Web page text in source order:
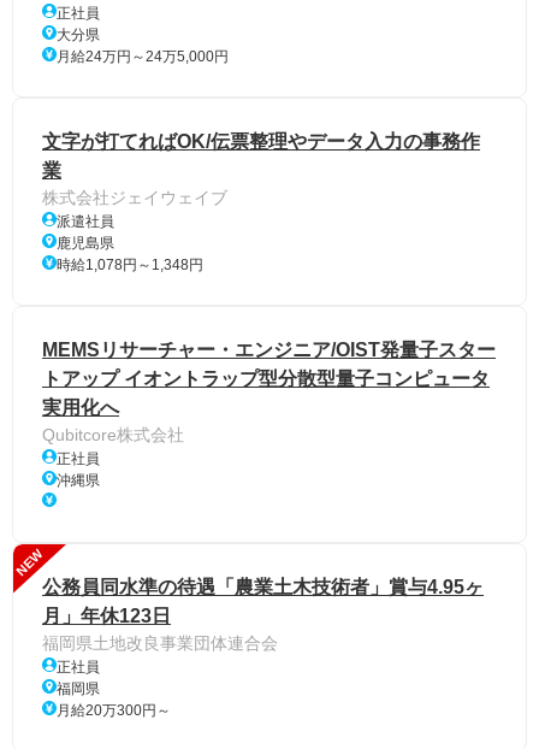
正社員
大分県
月給24万円～24万5,000円
文字が打てればOK/伝票整理やデータ入力の事務作
業
株式会社ジェイウェイブ
派遣社員
鹿児島県
時給1,078円～1,348円
MEMSリサーチャー・エンジニア/OIST発量子スター
トアップ イオントラップ型分散型量子コンピュータ
実用化へ
Qubitcore株式会社
正社員
沖縄県
NEW
公務員同水準の待遇「農業土木技術者」賞与4.95ヶ
月」年休123日
福岡県土地改良事業団体連合会
正社員
福岡県
月給20万300円～